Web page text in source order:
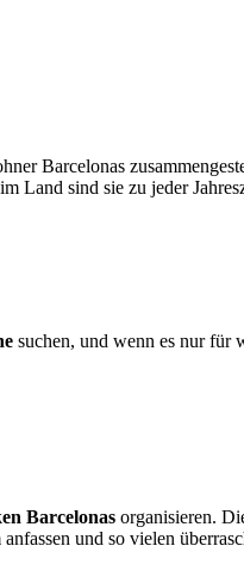
Barcelonas
Land sind sie zu jeder
suchen, und wenn es nur für
Barcelonas organisieren.
und so vielen